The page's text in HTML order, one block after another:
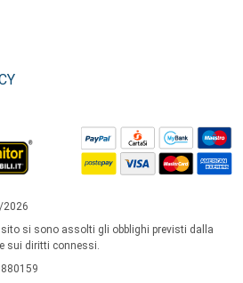
2026
sito si sono assolti gli obblighi previsti dalla
sui diritti connessi.